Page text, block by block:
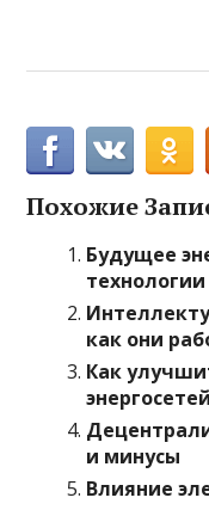
Похожие
Будущее
как они
Как
и минусы
Влияние